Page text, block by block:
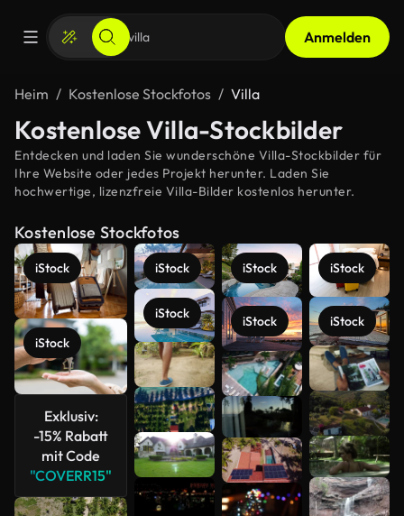
Anmelden
Heim Kostenlose Stockfotos Villa
Kostenlose Villa-Stockbilder
Entdecken und laden Sie wunderschöne Villa-Stockbilder für
Ihre Website oder jedes Projekt herunter. Laden Sie
hochwertige, lizenzfreie Villa-Bilder kostenlos herunter.
Kostenlose Stockfotos
iStock
iStock
Exklusiv:
-15% Rabatt
mit Code
"COVERR15"
iStock
iStock
iStock
iStock
iStock
iStock
Mehr
anzeigen